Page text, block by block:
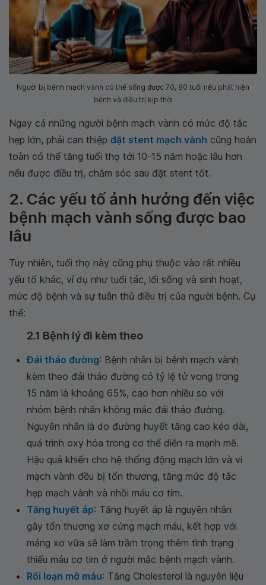
Người bị bệnh mạch vành có thể sống được 70, 80 tuổi nếu phát hiện
bệnh và điều trị kịp thời
Ngay cả những người bệnh mạch vành có mức độ tắc
hẹp lớn, phải can thiệp đặt stent mạch vành cũng hoàn
toàn có thể tăng tuổi thọ tới 10-15 năm hoặc lâu hơn
nếu được điều trị, chăm sóc sau đặt stent tốt.
2. Các yếu tố ảnh hưởng đến việc
bệnh mạch vành sống được bao
lâu
Tuy nhiên, tuổi thọ này cũng phụ thuộc vào rất nhiều
yếu tố khác, ví dụ như tuổi tác, lối sống và sinh hoạt,
mức độ bệnh và sự tuân thủ điều trị của người bệnh. Cụ
thể:
2.1 Bệnh lý đi kèm theo
Đái tháo đường: Bệnh nhân bị bệnh mạch vành
kèm theo đái tháo đường có tỷ lệ tử vong trong
15 năm là khoảng 65%, cao hơn nhiều so với
nhóm bệnh nhân không mắc đái tháo đường.
Nguyên nhân là do đường huyết tăng cao kéo dài,
quá trình oxy hóa trong cơ thể diễn ra mạnh mẽ.
Hậu quả khiến cho hệ thống động mạch lớn và vi
mạch vành đều bị tổn thương, tăng mức độ tắc
hẹp mạch vành và nhồi máu cơ tim.
Tăng huyết áp: Tăng huyết áp là nguyên nhân
gây tổn thương xơ cứng mạch máu, kết hợp với
mảng xơ vữa sẽ làm trầm trọng thêm tình trạng
thiếu máu cơ tim ở người mắc bệnh mạch vành.
Rối loạn mỡ máu: Tăng Cholesterol là nguyên liệu